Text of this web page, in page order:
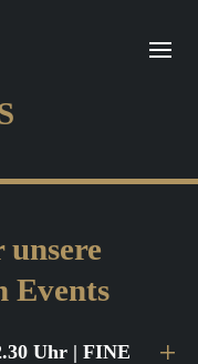
Events
Uhr | FINE